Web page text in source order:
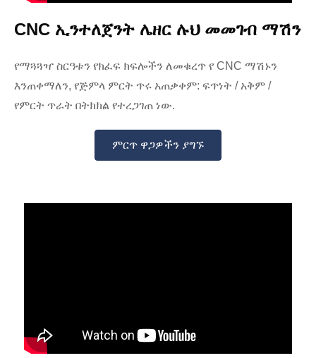
CNC ኢንተለጀንት ሌዘር ሉህ መመገብ ማሽን
የማጓጓዣ ስርዓቱን የክፈፍ ክፍሎችን ለመቁረጥ የ CNC ማሽኑን
እንጠቀማለን, የጅምላ ምርት ጥሩ አጠቃቀም: ፍጥነት / አቅም /
የምርት ጥራት በትክክል የተረጋገጠ ነው.
ምርጥ ዋጋዎችን ያግኙ